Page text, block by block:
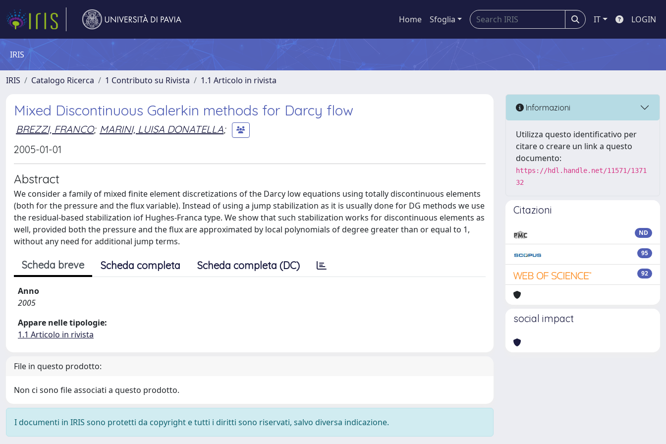
Home Sfoglia IT LOGIN
IRIS
IRIS Catalogo Ricerca 1 Contributo su Rivista 1.1 Articolo in rivista
Mixed Discontinuous Galerkin methods for Darcy flow
BREZZI, FRANCO; MARINI, LUISA DONATELLA;
2005-01-01
Abstract
We consider a family of mixed finite element discretizations of the Darcy low equations using totally discontinuous elements
(both for the pressure and the flux variable). Instead of using a jump stabilization as it is usually done for DG methods we use
the residual-based stabilization iof Hughes-Franca type. We show that such stabilization works for discontinuous elements as
well, provided both the pressure and the flux are approximated by local polynomials of degree greater than or equal to 1,
without any need for additional jump terms.
Scheda breve Scheda completa Scheda completa (DC)
Anno
2005
Appare nelle tipologie:
1.1 Articolo in rivista
File in questo prodotto:
Non ci sono file associati a questo prodotto.
I documenti in IRIS sono protetti da copyright e tutti i diritti sono riservati, salvo diversa indicazione.
Informazioni
Utilizza questo identificativo per
citare o creare un link a questo
documento:
https://hdl.handle.net/11571/1371
32
Citazioni
ND
95
92
social impact